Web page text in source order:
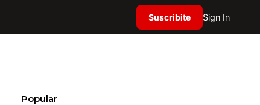
Suscribite Sign In
Popular